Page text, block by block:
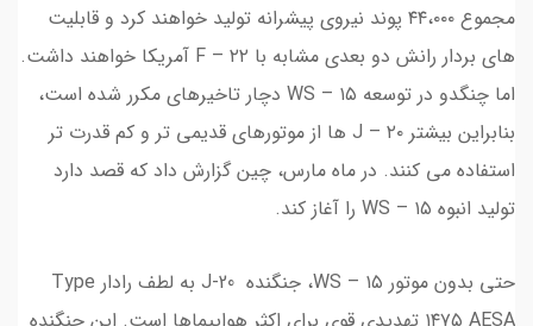
مجموع ۴۴،۰۰۰ پوند نیروی پیشرانه تولید خواهند کرد و قابلیت
های بردار رانش دو بعدی مشابه با F – ۲۲ آمریکا خواهند داشت.
اما چنگدو در توسعه WS – ۱۵ دچار تاخیرهای مکرر شده است،
بنابراین بیشتر J – ۲۰ ها از موتورهای قدیمی تر و کم قدرت تر
استفاده می کنند. در ماه مارس، چین گزارش داد که قصد دارد
تولید انبوه WS – ۱۵ را آغاز کند.
حتی بدون موتور WS – ۱۵، جنگنده J-20 به لطف رادار Type